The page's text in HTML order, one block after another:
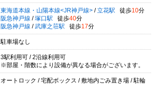
東海道本線・山陽本線<JR神戸線> / 立花駅 徒歩10分
阪急神戸線 / 塚口駅 徒歩40分
阪急神戸線 / 武庫之荘駅 徒歩17分
駐車場なし
3駅利用可 / 2沿線利用可
※部屋・階数により設備が異なる場合がございます。
オートロック / 宅配ボックス / 敷地内ごみ置き場 / 駐輪